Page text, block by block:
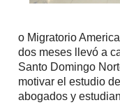
o Migratorio
dos meses llevó a
Santo Domingo
motivar el estudio
abogados y